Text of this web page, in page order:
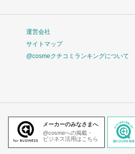
運営会社
サイトマップ
@cosmeクチコミランキングについて
メーカーのみなさまへ
@cosmeへの掲載・
ビジネス活用はこちら